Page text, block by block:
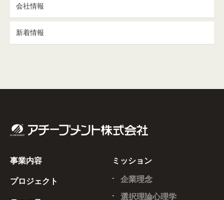
会社情報
新着情報
事業内容
プロジェクト
ミッション
企業理念
選択理論心理学